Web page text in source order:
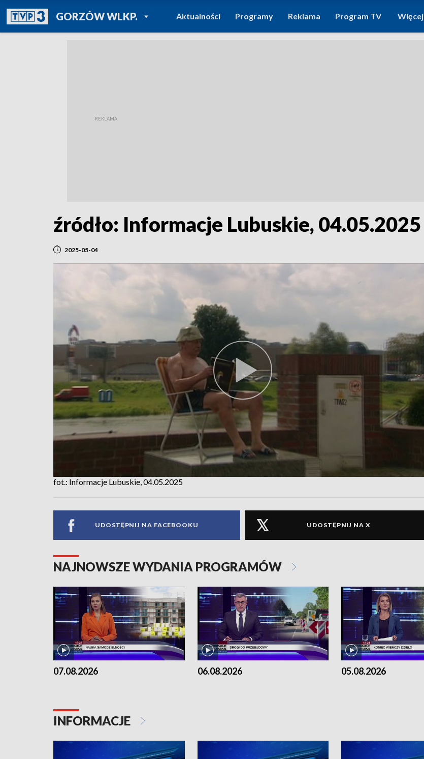
GORZÓW WLKP.POWRÓT DO
TVP REGIONY
Aktualności Programy Reklama Program TV Więcej
źródło: Informacje Lubuskie, 04.05.2025
2025-05-04
fot.: Informacje Lubuskie, 04.05.2025
UDOSTĘPNIJ NA FACEBOOKU UDOSTĘPNIJ NA X
NAJNOWSZE WYDANIA PROGRAMÓW
07.08.2026 06.08.2026 05.08.2026
INFORMACJE